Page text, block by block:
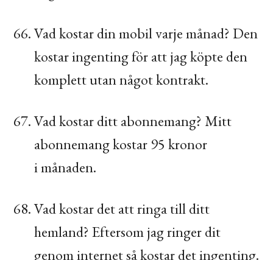
Vad kostar din mobil varje månad? Den
kostar ingenting för att jag köpte den
komplett utan något kontrakt.
Vad kostar ditt abonnemang? Mitt
abonnemang kostar 95 kronor
i månaden.
Vad kostar det att ringa till ditt
hemland? Eftersom jag ringer dit
genom internet så kostar det ingenting.